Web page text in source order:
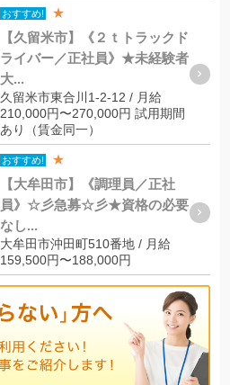
おすすめ! ★
【久留米市】《２ｔトラックド
ライバー／正社員》★未経験者
大...
久留米市東合川1-2-12 / 月給
210,000円〜270,000円 試用期間
あり（賃金同一）
おすすめ! ★
【大牟田市】《調理員／正社
員》☆彡急募☆彡★資格の必要
なし...
大牟田市沖田町510番地 / 月給
159,500円〜188,000円